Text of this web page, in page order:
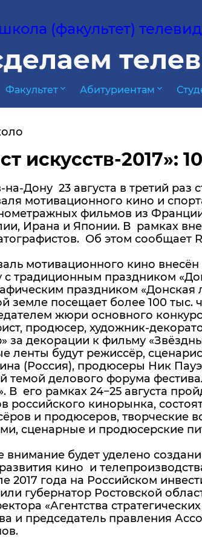
(факультет)
Факультет expand_more Абитуриентам expand_more
искусств-2017»:
на-Дону 23 августа в третий
мотивационного кино и
фильмов из
Ирана и Японии. В рамках
Об этом сообщает
мотивационного кино
с традиционным праздником
праздником «Донская
земле посещает более 100 тыс.
жюри основного
продюсер, художник-
за декорации к фильму
ленты будут режиссёр,
(Россия), продюсеры Ник
темой делового форума
В его рамках 24−25 августа
российского кинорынка,
и продюсеров, творческие
сценарные и продюсерские
внимание будет уделено
кино и
2017 года на Российском
губернатор Ростовской
«Агентства
и председатель правления